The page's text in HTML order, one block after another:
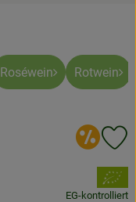
Roséwein Rotwein
, Verband:
EG-kontrolliert